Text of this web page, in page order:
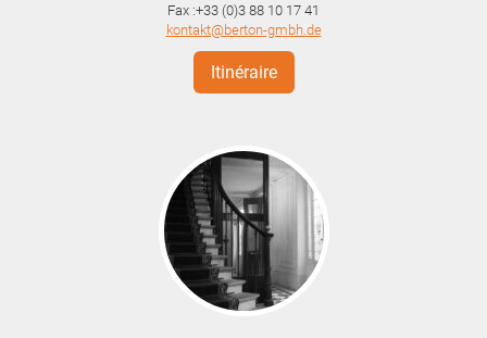
Fax :+33 (0)3 88 10 17 41
kontakt@berton-gmbh.de
Itinéraire